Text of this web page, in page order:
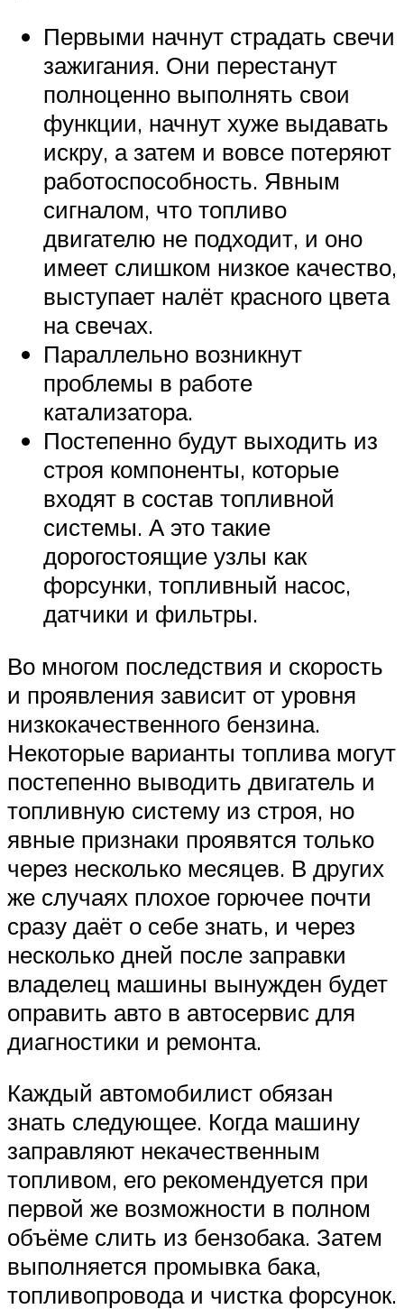
Первыми начнут страдать свечи
зажигания. Они перестанут
полноценно выполнять свои
функции, начнут хуже выдавать
искру, а затем и вовсе потеряют
работоспособность. Явным
сигналом, что топливо
двигателю не подходит, и оно
имеет слишком низкое качество,
выступает налёт красного цвета
на свечах.
Параллельно возникнут
проблемы в работе
катализатора.
Постепенно будут выходить из
строя компоненты, которые
входят в состав топливной
системы. А это такие
дорогостоящие узлы как
форсунки, топливный насос,
датчики и фильтры.
Во многом последствия и скорость
и проявления зависит от уровня
низкокачественного бензина.
Некоторые варианты топлива могут
постепенно выводить двигатель и
топливную систему из строя, но
явные признаки проявятся только
через несколько месяцев. В других
же случаях плохое горючее почти
сразу даёт о себе знать, и через
несколько дней после заправки
владелец машины вынужден будет
оправить авто в автосервис для
диагностики и ремонта.
Каждый автомобилист обязан
знать следующее. Когда машину
заправляют некачественным
топливом, его рекомендуется при
первой же возможности в полном
объёме слить из бензобака. Затем
выполняется промывка бака,
топливопровода и чистка форсунок.